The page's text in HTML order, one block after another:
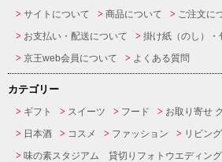
サイトについて 商品について
ご注文に
お支払い・配送について
掛け紙（のし）・
京王web会員について
よくある質問
カテゴリー
ギフト スイーツ フード お取り寄せ
日本酒
コスメ ファッション リビング
味の素スタジアム 貸切りフォトウエディング